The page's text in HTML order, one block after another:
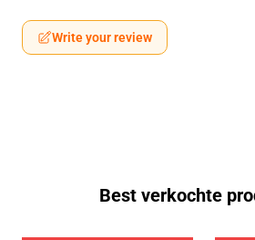
Write your review
Best verkochte